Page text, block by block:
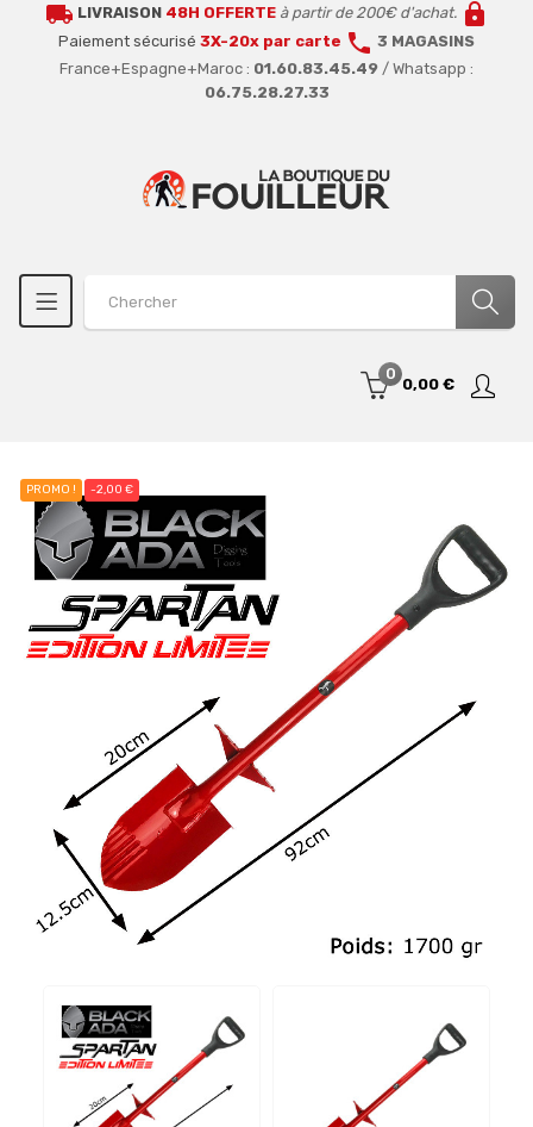
local_shipping LIVRAISON 48H OFFERTE à partir de 200€ d'achat. lock
Paiement sécurisé 3X-20x par carte call 3 MAGASINS
France+Espagne+Maroc : 01.60.83.45.49 / Whatsapp :
06.75.28.27.33
0
0,00 €
PROMO ! -2,00 €